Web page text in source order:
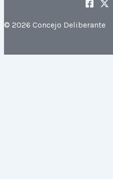
© 2026 Concejo Deliberante